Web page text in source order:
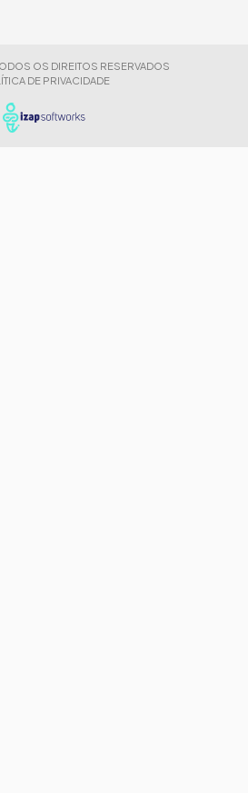
OS DIREITOS RESERVADOS
DE PRIVACIDADE